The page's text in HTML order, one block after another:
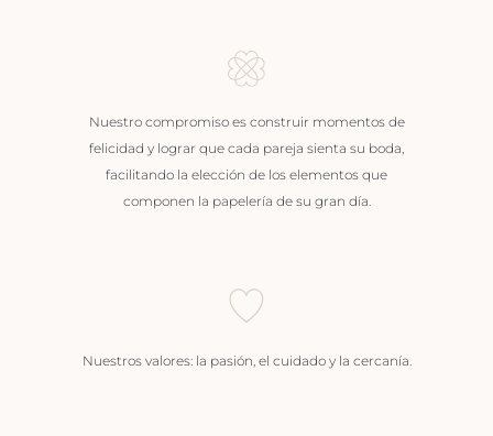
Nuestro compromiso es construir momentos de
felicidad y lograr que cada pareja sienta su boda,
facilitando la elección de los elementos que
componen la papelería de su gran día.
Nuestros valores: la pasión, el cuidado y la cercanía.